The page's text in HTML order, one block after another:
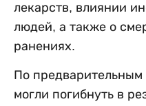
лекарств, влиянии
людей, а также о
ранениях.
По
могли погибнуть в